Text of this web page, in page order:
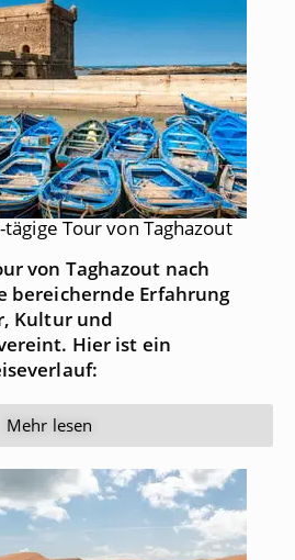
Tour von Taghazout
von Taghazout nach
bereichernde Erfahrung
Kultur und
Hier ist ein
Mehr lesen